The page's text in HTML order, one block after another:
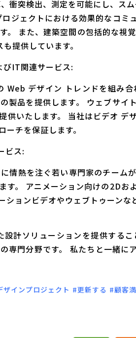
衝突検出、測定を可能にし、ス
ジェクトにおける効果的なコ
。 また、建築空間の包括的な視
提供しています。
びIT関連サービス:
Web デザイン トレンドを組み
製品を提供します。 ウェブサ
供いたします。 当社はビデオ
チを保証します。
ビス:
情熱を注ぐ若い専門家のチーム
す。 アニメーション向けの2D
ションビデオやウェブトゥーン
計ソリューションを提供する
専門分野です。 私たちと一緒
ザインプロジェクト #更新する #顧客